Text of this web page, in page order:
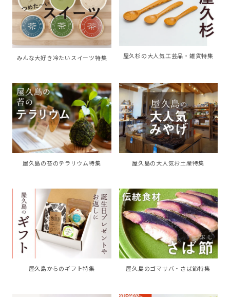
みんな大好き冷たいスイーツ特集 屋久杉の大人気工芸品・雑貨特集
屋久島の苔のテラリウム特集 屋久島の大人気お土産特集
屋久島からのギフト特集 屋久島のゴマサバ・さば節特集